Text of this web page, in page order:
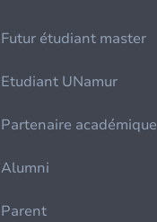
Futur étudiant master
Etudiant UNamur
Partenaire académique
Alumni
Parent